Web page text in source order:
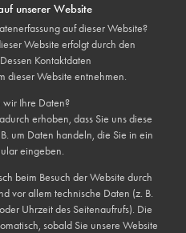
unserer Website
auf dieser Website?
Website erfolgt durch den
Kontaktdaten
dieser Website entnehmen.
Ihre Daten?
erhoben, dass Sie uns diese
um Daten handeln, die Sie in ein
eingeben.
beim Besuch der Website durch
vor allem technische Daten (z. B.
Uhrzeit des Seitenaufrufs). Die
sobald Sie unsere Website